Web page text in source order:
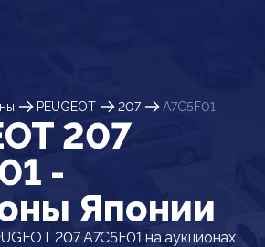
PEUGEOT 207 A7C5F01
207
-
Японии
207 A7C5F01 на аукционах